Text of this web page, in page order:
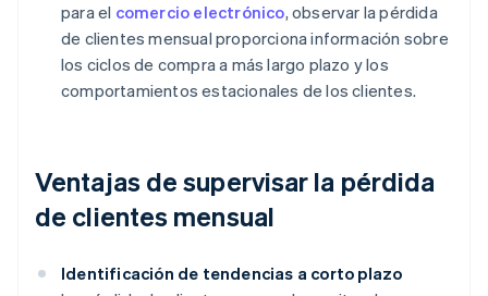
para el comercio electrónico, observar la pérdida
de clientes mensual proporciona información sobre
los ciclos de compra a más largo plazo y los
comportamientos estacionales de los clientes.
Ventajas de supervisar la pérdida
de clientes mensual
Identificación de tendencias a corto plazo